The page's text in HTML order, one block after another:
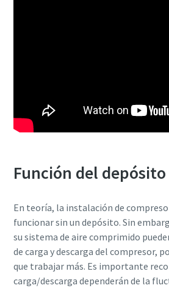
Función del
En teoría, la instalación de
funcionar sin un depósito. Sin
su sistema de aire comprimido
de carga y descarga del compresor,
que trabajar más. Es importante
carga/descarga dependerán de la